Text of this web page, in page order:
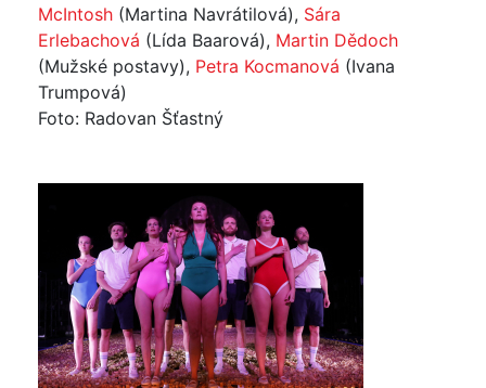
McIntosh (Martina Navrátilová), Sára
Erlebachová (Lída Baarová), Martin Dědoch
(Mužské postavy), Petra Kocmanová (Ivana
Trumpová)
Foto: Radovan Šťastný